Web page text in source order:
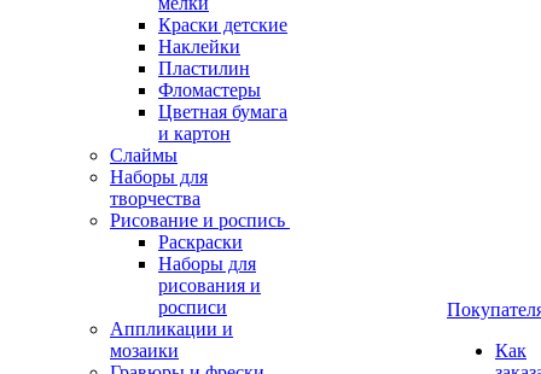
Краски детские
Наклейки
Пластилин
Фломастеры
Цветная бумага
и картон
Слаймы
Наборы для
творчества
Рисование и роспись
Раскраски
Наборы для
рисования и
росписи
Аппликации и
мозаики
Как